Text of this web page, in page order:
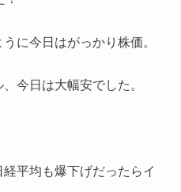
に今日はがっかり株価。
今日は大幅安でした。
平均も爆下げだったらイ